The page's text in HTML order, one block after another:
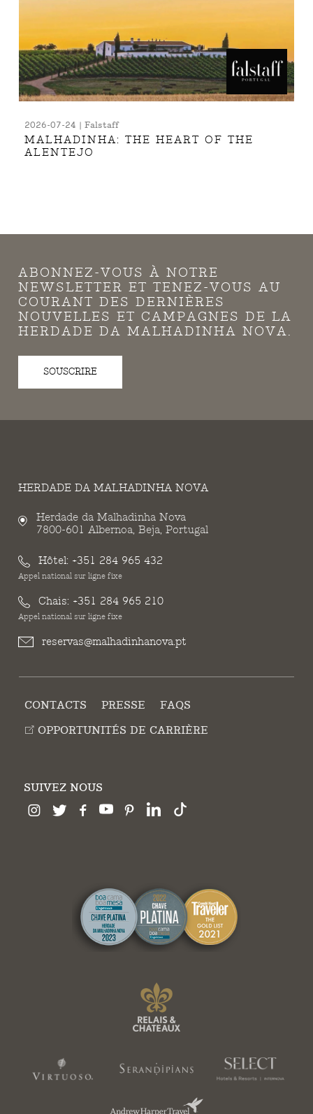
2026-07-24 | Falstaff
MALHADINHA: THE HEART OF THE
ALENTEJO
ABONNEZ-VOUS À NOTRE
NEWSLETTER ET TENEZ-VOUS AU
COURANT DES DERNIÈRES
NOUVELLES ET CAMPAGNES DE LA
HERDADE DA MALHADINHA NOVA.
SOUSCRIRE
HERDADE DA MALHADINHA NOVA
Herdade da Malhadinha Nova
7800-601 Albernoa, Beja, Portugal
Hôtel: +351 284 965 432
Appel national sur ligne fixe
Chais: +351 284 965 210
Appel national sur ligne fixe
reservas@malhadinhanova.pt
CONTACTS PRESSE
FAQS
OPPORTUNITÉS DE CARRIÈRE
SUIVEZ NOUS